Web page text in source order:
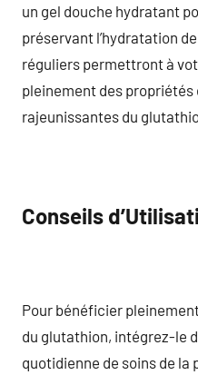
un gel douche hydratant
préservant l’hydratation
réguliers permettront à
pleinement des
rajeunissantes du
Conseils
Pour bénéficier
du glutathion, intégrez-le
quotidienne de soins de la